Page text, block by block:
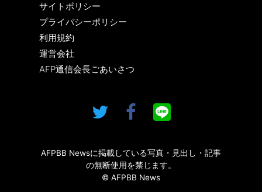
サイトポリシー
プライバシーポリシー
利用規約
運営会社
AFP通信会長ごあいさつ
AFPBB Newsに掲載している写真・見出し・記事
の無断使用を禁じます。
© AFPBB News